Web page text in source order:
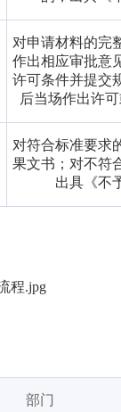
对申请材料的完
作出相应审批意
许可条件并提交
后当场作出许
对符合标准要求
果文书；对不符
出具《不
程.jpg
部门